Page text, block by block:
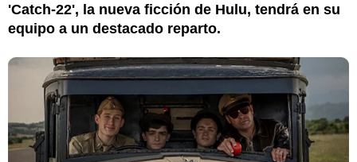
'Catch-22', la nueva ficción de Hulu, tendrá en su
equipo a un destacado reparto.